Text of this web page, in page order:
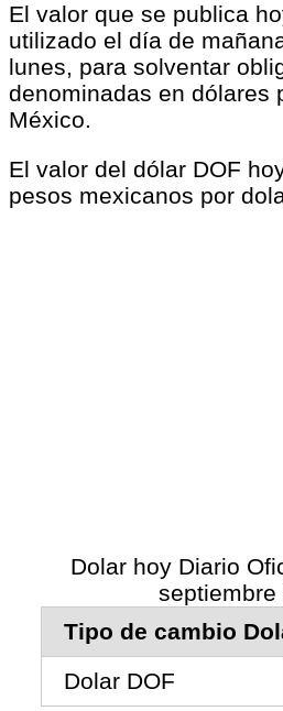
El valor que se publica
utilizado el día de
lunes, para solventar
denominadas en dólares
México.
El valor del dólar DOF
pesos mexicanos por
Dolar hoy Diario
septiembre
Tipo de cambio
Dolar DOF